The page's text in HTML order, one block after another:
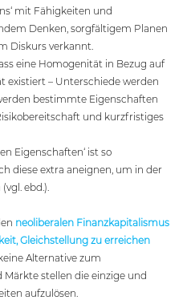
mit Fähigkeiten und
Denken, sorgfältigem Planen
Diskurs verkannt.
eine Homogenität in Bezug auf
existiert – Unterschiede werden
bestimmte Eigenschaften
und kurzfristiges
Eigenschaften‘ ist so
diese extra aneignen, um in der
ebd.).
neoliberalen Finanzkapitalismus
Gleichstellung zu erreichen
keine Alternative zum
stellen die einzige und
aufzulösen.